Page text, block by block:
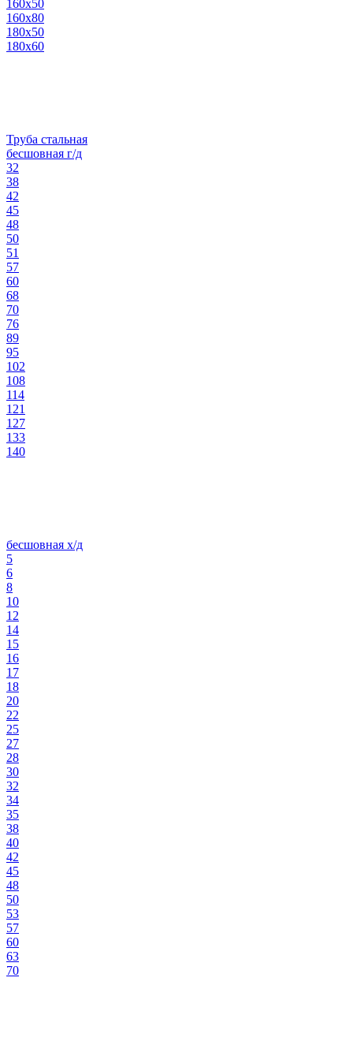
160х50
160х80
180х50
180х60
Труба стальная
бесшовная г/д
32
38
42
45
48
50
51
57
60
68
70
76
89
95
102
108
114
121
127
133
140
бесшовная х/д
5
6
8
10
12
14
15
16
17
18
20
22
25
27
28
30
32
34
35
38
40
42
45
48
50
53
57
60
63
70